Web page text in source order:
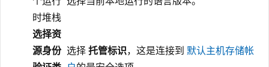
时堆栈
选择资
源身份 选择托管标识，这是连接到 默认主机存储帐